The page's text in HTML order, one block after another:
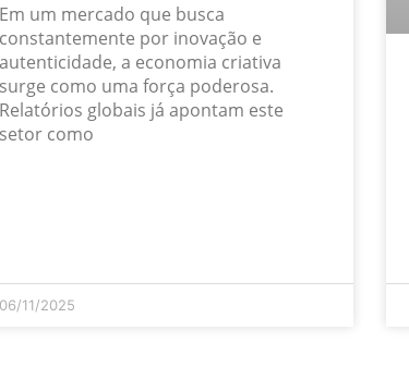
Em um mercado que busca
constantemente por inovação e
autenticidade, a economia criativa
surge como uma força poderosa.
Relatórios globais já apontam este
setor como
06/11/2025